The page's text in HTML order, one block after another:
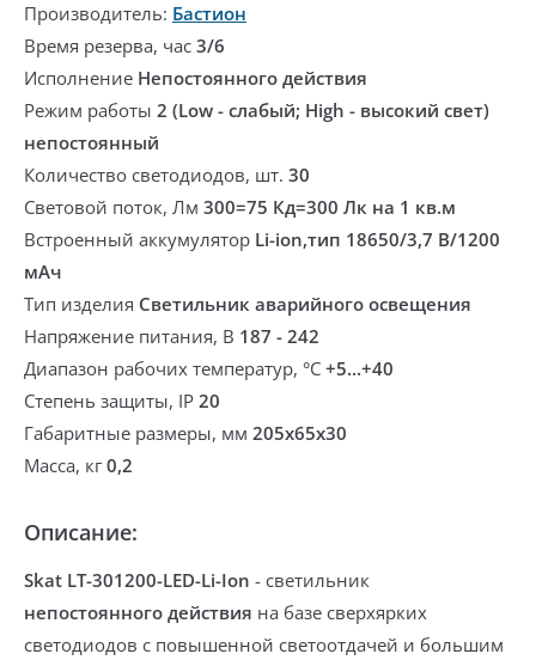
Производитель: Бастион
Время резерва, час 3/6
Исполнение Непостоянного действия
Режим работы 2 (Low - слабый; High - высокий свет)
непостоянный
Количество светодиодов, шт. 30
Световой поток, Лм 300=75 Кд=300 Лк на 1 кв.м
Встроенный аккумулятор Li-ion,тип 18650/3,7 В/1200
мАч
Тип изделия Светильник аварийного освещения
Напряжение питания, В 187 - 242
Диапазон рабочих температур, °С +5...+40
Степень защиты, IP 20
Габаритные размеры, мм 205x65x30
Масса, кг0,2
Описание:
Skat LT-301200-LED-Li-Ion - светильник
непостоянного действия на базе сверхярких
светодиодов с повышенной светоотдачей и большим